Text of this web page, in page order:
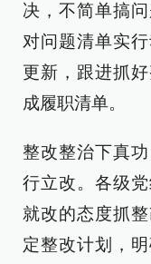
决，不简单搞
对问题清单实
更新，跟进抓
成履职清单。
整改整治下真
行立改。各级
就改的态度抓
定整改计划，